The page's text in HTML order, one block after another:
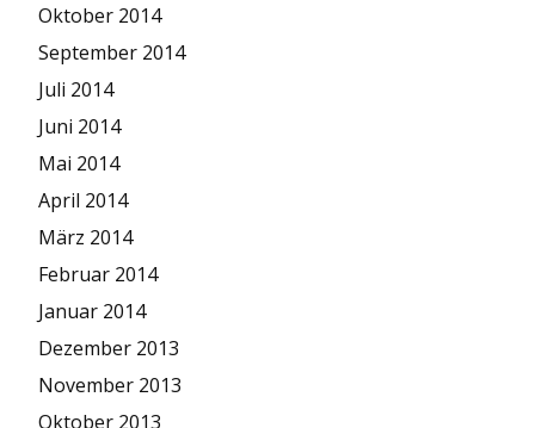
Oktober 2014
September 2014
Juli 2014
Juni 2014
Mai 2014
April 2014
März 2014
Februar 2014
Januar 2014
Dezember 2013
November 2013
Oktober 2013